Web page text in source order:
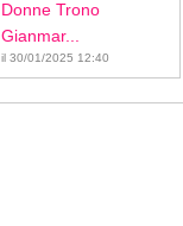
Donne Trono
Gianmar...
il 30/01/2025 12:40